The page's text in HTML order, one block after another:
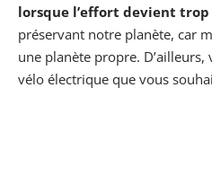
lorsque l’effort devient
préservant notre planète, car
une planète propre.
vélo électrique que vous